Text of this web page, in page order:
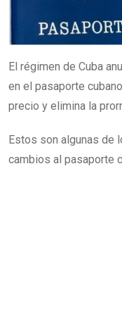
El régimen de Cuba
en el pasaporte
precio y elimina la
Estos son algunas de
cambios al pasaporte